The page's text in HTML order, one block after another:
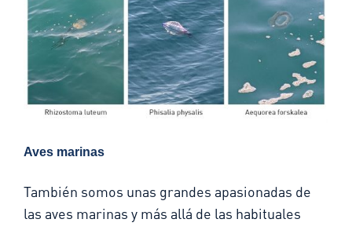
Aves marinas
También somos unas grandes apasionadas de
las aves marinas y más allá de las habituales